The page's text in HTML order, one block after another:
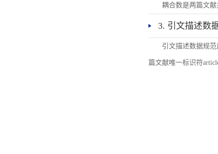
耦合数是两篇文
3. 引文描述数
引文描述数据规
篇文献唯一标识符